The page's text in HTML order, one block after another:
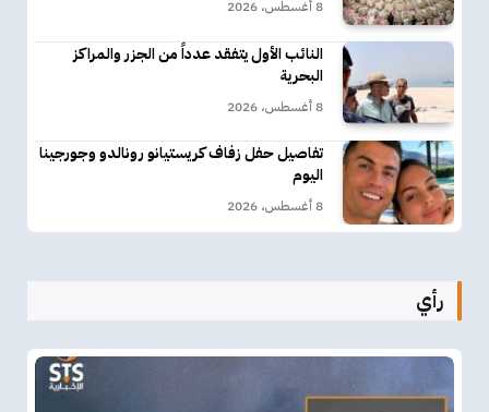
8 أغسطس، 2026
النائب الأول يتفقد عدداً من الجزر والمراكز
البحرية
8 أغسطس، 2026
تفاصيل حفل زفاف كريستيانو رونالدو وجورجينا
اليوم
8 أغسطس، 2026
رأي